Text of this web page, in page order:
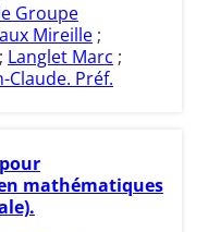
Groupe
Mireille ;
; Langlet Marc ;
Claude. Préf.
mathématiques